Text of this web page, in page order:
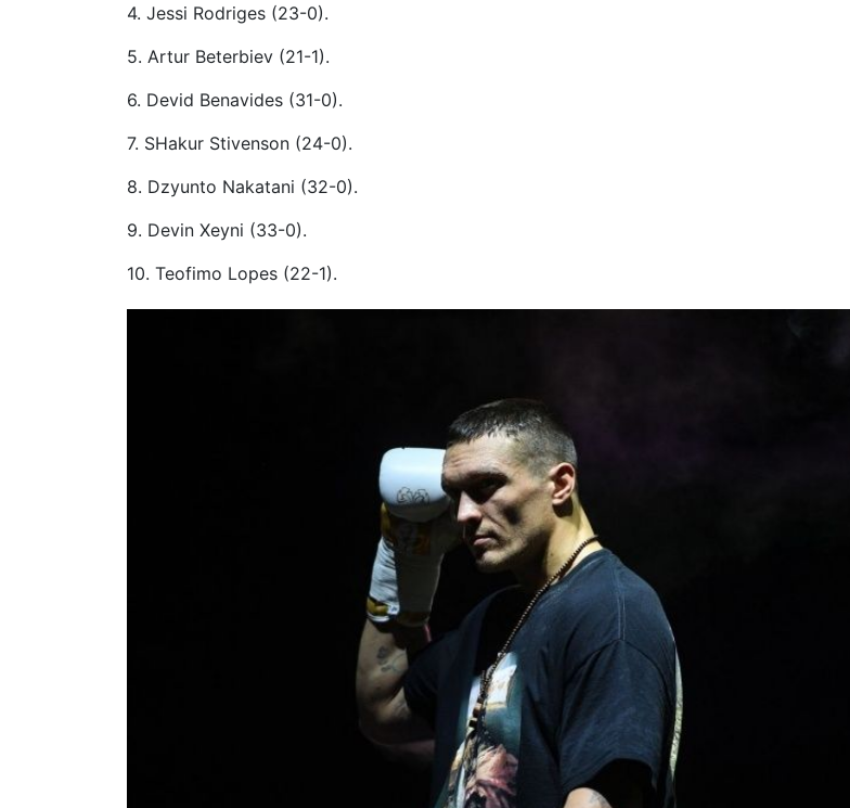
4. Jessi Rodriges (23-0).
5. Artur Beterbiev (21-1).
6. Devid Benavides (31-0).
7. SHakur Stivenson (24-0).
8. Dzyunto Nakatani (32-0).
9. Devin Xeyni (33-0).
10. Teofimo Lopes (22-1).